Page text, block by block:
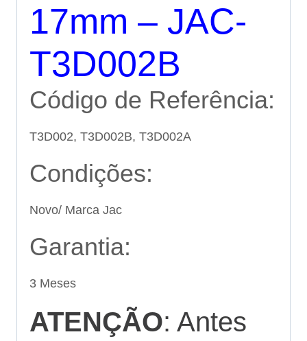
17mm – JAC-
T3D002B
Código de Referência:
T3D002, T3D002B, T3D002A
Condições:
Novo/ Marca Jac
Garantia:
3 Meses
ATENÇÃO: Antes